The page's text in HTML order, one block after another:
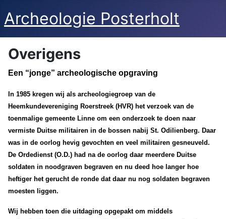
Archeologie Posterholt
Overigens
Een “jonge” archeologische opgraving
In 1985 kregen wij als archeologiegroep van de
Heemkundevereniging Roerstreek (HVR) het verzoek van de
toenmalige gemeente Linne om een onderzoek te doen naar
vermiste Duitse militairen in de bossen nabij St. Odilienberg. Daar
was in de oorlog hevig gevochten en veel militairen gesneuveld.
De Ordedienst (O.D.) had na de oorlog daar meerdere Duitse
soldaten in noodgraven begraven en nu deed hoe langer hoe
heftiger het gerucht de ronde dat daar nu nog soldaten begraven
moesten liggen.
Wij hebben toen die uitdaging opgepakt om middels